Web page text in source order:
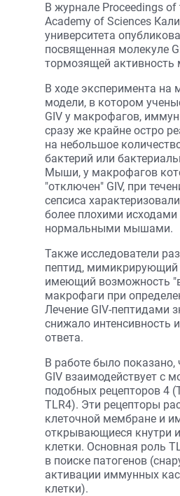
В журнале Proceedings of
Academy of Sciences
университета
посвященная молекуле
тормозящей активность
В ходе эксперимента на
модели, в котором
GIV у макрофагов,
сразу же крайне остро
на небольшое
бактерий или
Мыши, у макрофагов
"отключен" GIV, при
сепсиса
более плохими
нормальными мышами.
Также исследователи
пептид, мимикрирующий
имеющий возможность
макрофаги при
Лечение GIV-пептидами
снижало интенсивность
ответа.
В работе было показано,
GIV взаимодействует с
подобных рецепторов 4
TLR4). Эти рецепторы
клеточной мембране и
открывающиеся кнутри
клетки. Основная роль
в поиске патогенов
активации иммунных
клетки).